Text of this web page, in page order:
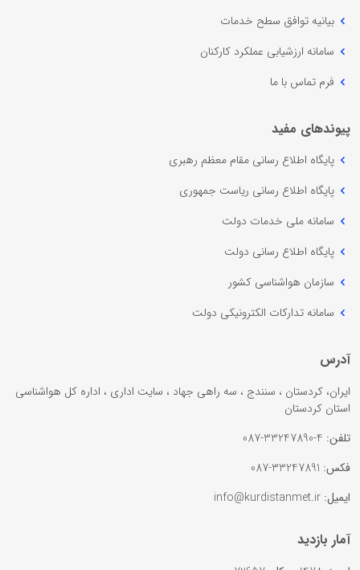
بیانیه توافق سطح خدمات
سامانه ارزشیابی عملکرد کارکنان
فرم تماس با ما
پیوندهای مفید
پایگاه اطلاع رسانی مقام معظم رهبری
پایگاه اطلاع رسانی ریاست جمهوری
سامانه ملی خدمات دولت
پایگاه اطلاع رسانی دولت
سازمان هواشناسی کشور
سامانه تدارکات الکترونیکی دولت
آدرس
ایران، کردستان ، سنندج ، سه راهی جهاد ، سایت اداری ، اداره کل هواشناسی
استان کردستان
تلفن:
فکس:
ایمیل:
آمار بازدید